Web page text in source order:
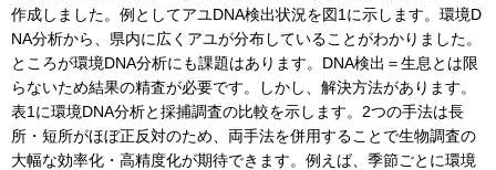
作成しました。例としてアユDNA検出状況を図1に示します。環境D
NA分析から、県内に広くアユが分布していることがわかりました。
ところが環境DNA分析にも課題はあります。DNA検出＝生息とは限
らないため結果の精査が必要です。しかし、解決方法があります。
表1に環境DNA分析と採捕調査の比較を示します。2つの手法は長
所・短所がほぼ正反対のため、両手法を併用することで生物調査の
大幅な効率化・高精度化が期待できます。例えば、季節ごとに環境